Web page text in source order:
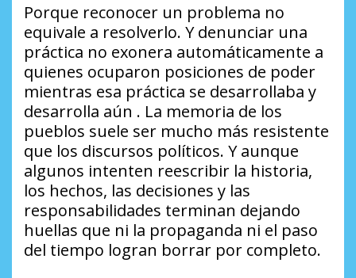
Porque reconocer un problema no
equivale a resolverlo. Y denunciar una
práctica no exonera automáticamente a
quienes ocuparon posiciones de poder
mientras esa práctica se desarrollaba y
desarrolla aún . La memoria de los
pueblos suele ser mucho más resistente
que los discursos políticos. Y aunque
algunos intenten reescribir la historia,
los hechos, las decisiones y las
responsabilidades terminan dejando
huellas que ni la propaganda ni el paso
del tiempo logran borrar por completo.